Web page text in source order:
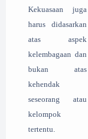
Kekuasaan juga
harus didasarkan
atas aspek
kelembagaan dan
bukan atas
kehendak
seseorang atau
kelompok
tertentu.